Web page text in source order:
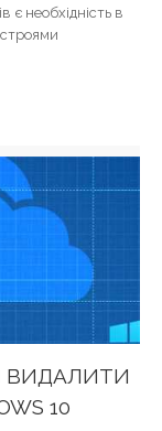
є необхідність в
ВИДАЛИТИ
10